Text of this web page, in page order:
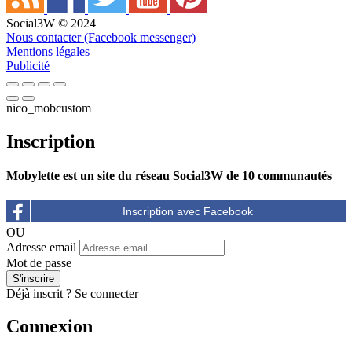
Social3W © 2024
Nous contacter (Facebook messenger)
Mentions légales
Publicité
nico_mobcustom
Inscription
Mobylette est un site du réseau Social3W de 10 communautés
OU
Adresse email
Mot de passe
Déjà inscrit ? Se connecter
Connexion